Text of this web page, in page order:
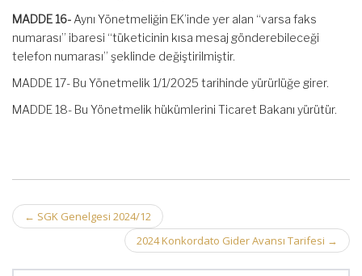
MADDE 16- Aynı Yönetmeliğin EK’inde yer alan “varsa faks
numarası” ibaresi “tüketicinin kısa mesaj gönderebileceği
telefon numarası” şeklinde değiştirilmiştir.
MADDE 17- Bu Yönetmelik 1/1/2025 tarihinde yürürlüğe girer.
MADDE 18- Bu Yönetmelik hükümlerini Ticaret Bakanı yürütür.
Post
navigation
← SGK Genelgesi 2024/12
2024 Konkordato Gider Avansı Tarifesi →